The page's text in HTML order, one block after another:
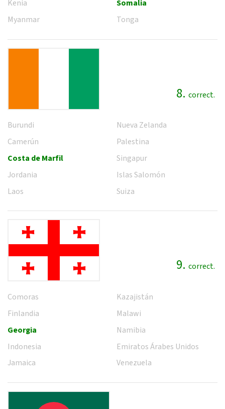
Kenia
Myanmar
Somalia
Tonga
8. correct.
Burundi
Camerún
Costa de Marfil
Jordania
Laos
Nueva Zelanda
Palestina
Singapur
Islas Salomón
Suiza
9. correct.
Comoras
Finlandia
Georgia
Indonesia
Jamaica
Kazajistán
Malawi
Namibia
Emiratos Árabes Unidos
Venezuela